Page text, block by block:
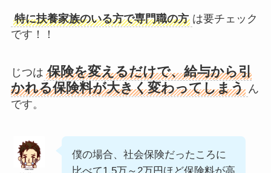
特に扶養家族のいる方で専門職の方 は要チェック
です！！
じつは 保険を変えるだけで、給与から引
かれる保険料が大きく変わってしまう ん
です。
僕の場合、社会保険だったころに